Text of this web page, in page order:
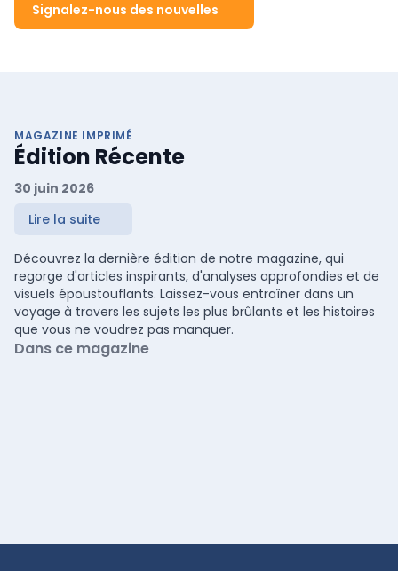
Signalez-nous des nouvelles
MAGAZINE IMPRIMÉ
Édition Récente
30 juin 2026
Lire la suite
Découvrez la dernière édition de notre magazine, qui
regorge d'articles inspirants, d'analyses approfondies et de
visuels époustouflants. Laissez-vous entraîner dans un
voyage à travers les sujets les plus brûlants et les histoires
que vous ne voudrez pas manquer.
Dans ce magazine